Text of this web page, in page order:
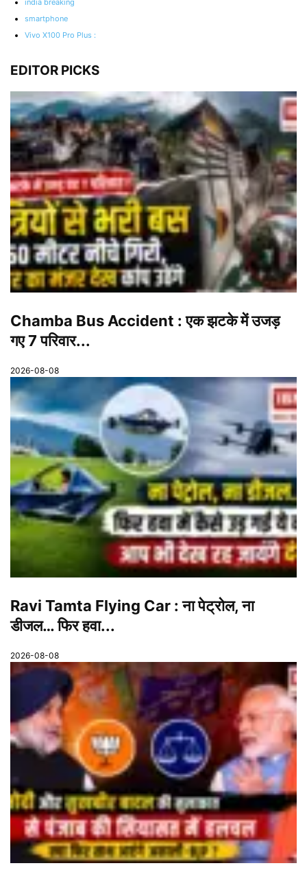
india breaking
smartphone
Vivo X100 Pro Plus :
EDITOR PICKS
Chamba Bus Accident : एक झटके में उजड़
गए 7 परिवार...
2026-08-08
Ravi Tamta Flying Car : ना पेट्रोल, ना
डीजल… फिर हवा...
2026-08-08